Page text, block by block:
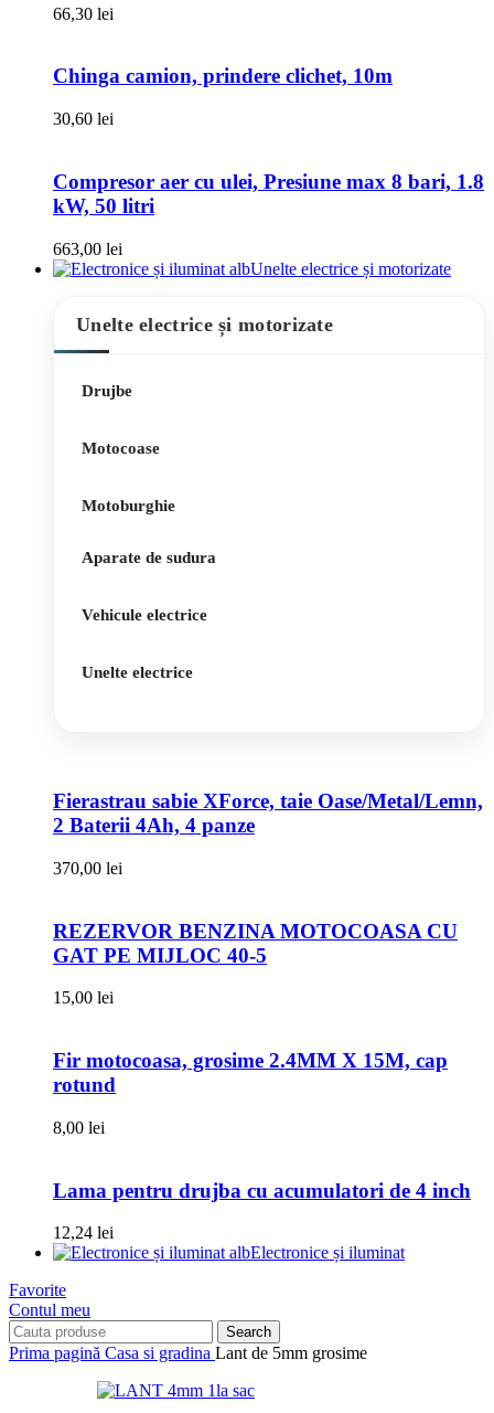
66,30 lei
Chinga camion, prindere clichet, 10m
30,60 lei
Compresor aer cu ulei, Presiune max 8 bari, 1.8
kW, 50 litri
663,00 lei
Unelte electrice și motorizate
Unelte electrice și motorizate
Drujbe
Motocoase
Motoburghie
Aparate de sudura
Vehicule electrice
Unelte electrice
Fierastrau sabie XForce, taie Oase/Metal/Lemn,
2 Baterii 4Ah, 4 panze
370,00 lei
REZERVOR BENZINA MOTOCOASA CU
GAT PE MIJLOC 40-5
15,00 lei
Fir motocoasa, grosime 2.4MM X 15M, cap
rotund
8,00 lei
Lama pentru drujba cu acumulatori de 4 inch
12,24 lei
Electronice și iluminat
Favorite
Contul meu
Search
Prima pagină Casa si gradina Lant de 5mm grosime